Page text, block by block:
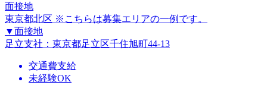
面接地
東京都北区 ※こちらは募集エリアの一例です。
▼面接地
足立支社：東京都足立区千住旭町44-13
交通費支給
未経験OK